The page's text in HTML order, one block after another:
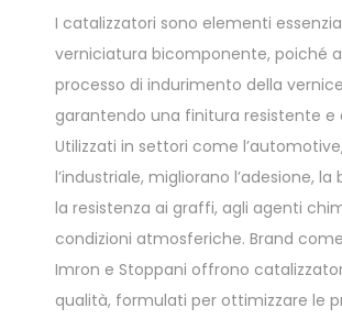
I catalizzatori sono elementi
verniciatura bicomponente, poiché
processo di indurimento della
garantendo una finitura resistente e
Utilizzati in settori come
l’industriale, migliorano l’adesione, la
la resistenza ai graffi, agli agenti
condizioni atmosferiche. Brand
Imron e Stoppani offrono
qualità, formulati per ottimizzare le